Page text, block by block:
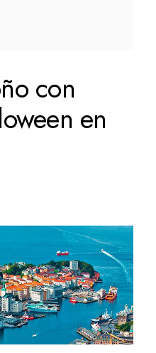
con
en